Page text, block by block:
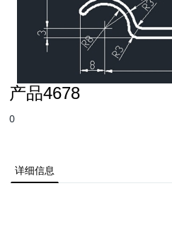
产品4678
0
详细信息